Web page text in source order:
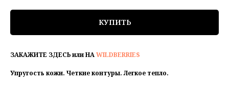
КУПИТЬ
ЗАКАЖИТЕ ЗДЕСЬ или НАWILDBERRIES
Упругость кожи. Четкие контуры. Легкое тепло.